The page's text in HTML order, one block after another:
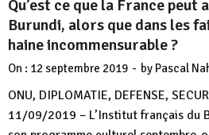
Qu’est ce que la France peut
Burundi, alors que dans les
haine incommensurable ?
On : 12 septembre 2019 - by Pascal
ONU, DIPLOMATIE, DEFENSE,
11/09/2019 – L’Institut français du